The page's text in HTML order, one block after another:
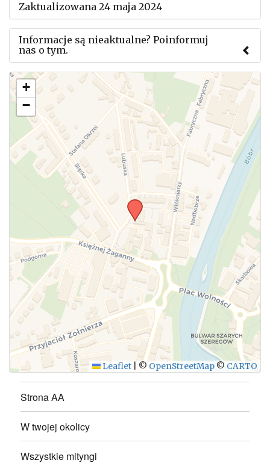
Zaktualizowana 24 maja 2024
Informacje są nieaktualne? Poinformuj
nas o tym.
Użyj tego formularza aby przesłać informację o
zmianach w powyższym mityngu.
WYŚLIJ
+
−
Leaflet © OpenStreetMap © CARTO
Strona AA
W twojej okolicy
Wszystkie mityngi